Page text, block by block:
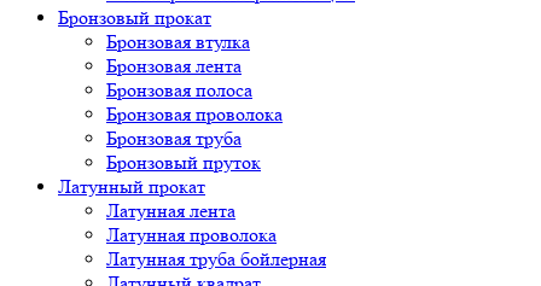
Бронзовый прокат
Бронзовая втулка
Бронзовая лента
Бронзовая полоса
Бронзовая проволока
Бронзовая труба
Бронзовый пруток
Латунный прокат
Латунная лента
Латунная проволока
Латунная труба бойлерная